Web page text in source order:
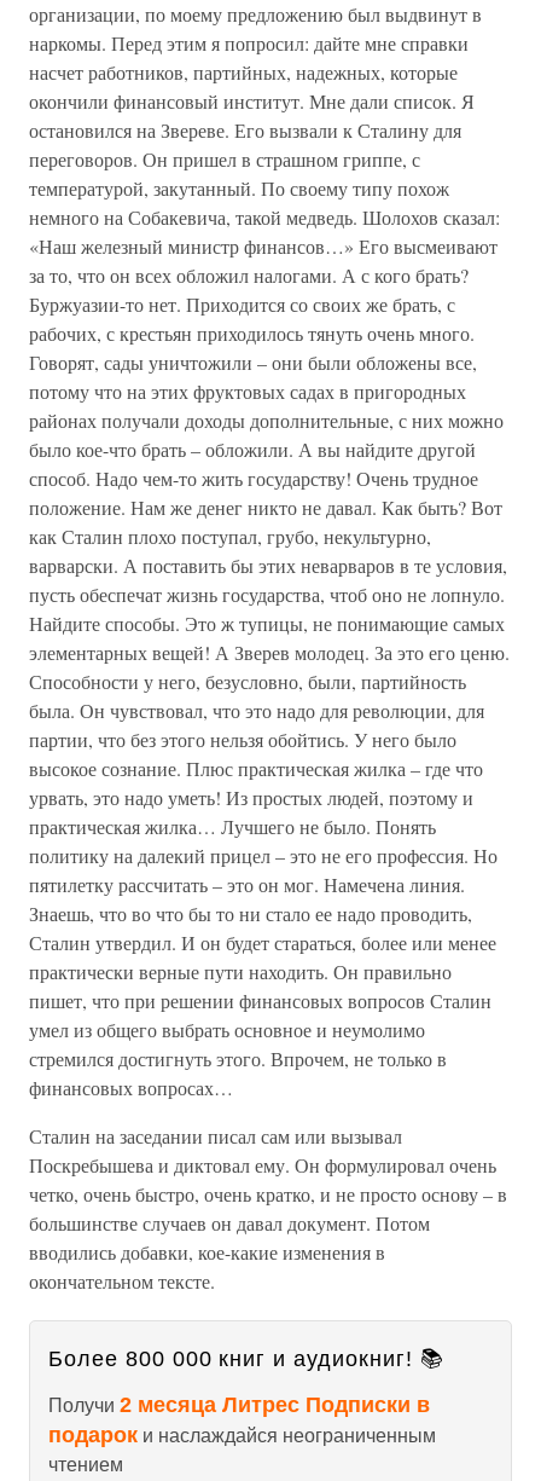
организации, по моему предложению был выдвинут в
наркомы. Перед этим я попросил: дайте мне справки
насчет работников, партийных, надежных, которые
окончили финансовый институт. Мне дали список. Я
остановился на Звереве. Его вызвали к Сталину для
переговоров. Он пришел в страшном гриппе, с
температурой, закутанный. По своему типу похож
немного на Собакевича, такой медведь. Шолохов сказал:
«Наш железный министр финансов…» Его высмеивают
за то, что он всех обложил налогами. А с кого брать?
Буржуазии-то нет. Приходится со своих же брать, с
рабочих, с крестьян приходилось тянуть очень много.
Говорят, сады уничтожили – они были обложены все,
потому что на этих фруктовых садах в пригородных
районах получали доходы дополнительные, с них можно
было кое-что брать – обложили. А вы найдите другой
способ. Надо чем-то жить государству! Очень трудное
положение. Нам же денег никто не давал. Как быть? Вот
как Сталин плохо поступал, грубо, некультурно,
варварски. А поставить бы этих неварваров в те условия,
пусть обеспечат жизнь государства, чтоб оно не лопнуло.
Найдите способы. Это ж тупицы, не понимающие самых
элементарных вещей! А Зверев молодец. За это его ценю.
Способности у него, безусловно, были, партийность
была. Он чувствовал, что это надо для революции, для
партии, что без этого нельзя обойтись. У него было
высокое сознание. Плюс практическая жилка – где что
урвать, это надо уметь! Из простых людей, поэтому и
практическая жилка… Лучшего не было. Понять
политику на далекий прицел – это не его профессия. Но
пятилетку рассчитать – это он мог. Намечена линия.
Знаешь, что во что бы то ни стало ее надо проводить,
Сталин утвердил. И он будет стараться, более или менее
практически верные пути находить. Он правильно
пишет, что при решении финансовых вопросов Сталин
умел из общего выбрать основное и неумолимо
стремился достигнуть этого. Впрочем, не только в
финансовых вопросах…
Сталин на заседании писал сам или вызывал
Поскребышева и диктовал ему. Он формулировал очень
четко, очень быстро, очень кратко, и не просто основу – в
большинстве случаев он давал документ. Потом
вводились добавки, кое-какие изменения в
окончательном тексте.
Более 800 000 книг и аудиокниг! 📚
Получи 2 месяца Литрес Подписки в
подарок и наслаждайся неограниченным
чтением